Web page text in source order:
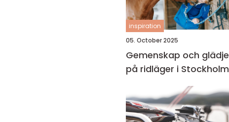
inspiration
05. October 2025
Gemenskap och glädje
på ridläger i Stockholm